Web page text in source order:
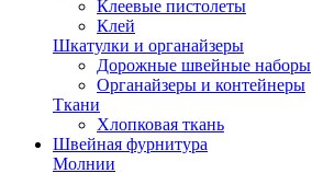
Клеевые пистолеты
Клей
Шкатулки и органайзеры
Дорожные швейные наборы
Органайзеры и контейнеры
Ткани
Хлопковая ткань
Швейная фурнитура
Молнии